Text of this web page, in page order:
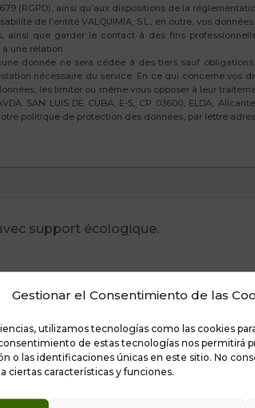
Gestionar el Consentimiento de las
utilizamos tecnologías como las cookies
de estas tecnologías nos permitirá
o las identificaciones únicas en este sitio. No
ciertas características y funciones.
(RGPD), ainsi qu’aux dispositions de la
de l’entité VALQUIMIA, S.L., en outre, vos
que garder le contact à des fins
une relation.
donnée ne sera cédée à des tiers sauf
nécessaire du service. En ce qui concerne vos
les limiter ou même vous opposer à leur
SAN LUIS DE CUBA, E-5, CP 03600, ELDA,
politique de protection des données, par lettre
support écologique.